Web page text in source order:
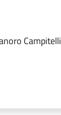
Campitelli